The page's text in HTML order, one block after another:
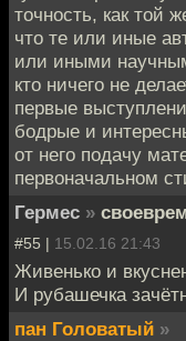
точность, как той
что те или иные
или иными
кто ничего не
первые
бодрые и
от него подачу
первоначальном
Гермес »
#55 | 15.02.16 21:43
Живенько и
И рубашечка
пан Головатый »